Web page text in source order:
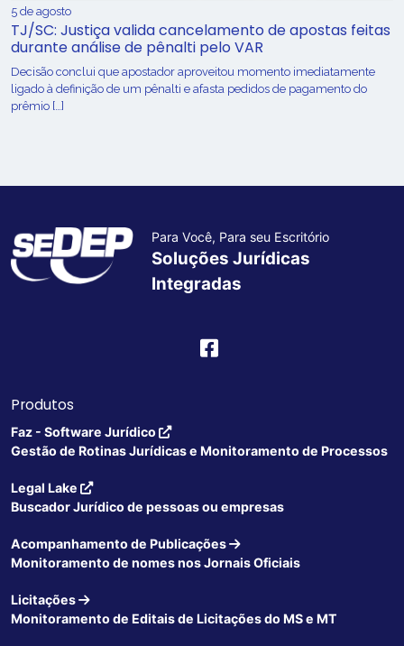
5 de agosto
TJ/SC: Justiça valida cancelamento de apostas feitas
durante análise de pênalti pelo VAR
Decisão conclui que apostador aproveitou momento imediatamente
ligado à definição de um pênalti e afasta pedidos de pagamento do
prêmio […]
Para Você, Para seu Escritório
Soluções Jurídicas
Integradas
Produtos
Faz - Software Jurídico
Gestão de Rotinas Jurídicas e Monitoramento de Processos
Legal Lake
Buscador Jurídico de pessoas ou empresas
Acompanhamento de Publicações
Monitoramento de nomes nos Jornais Oficiais
Licitações
Monitoramento de Editais de Licitações do MS e MT